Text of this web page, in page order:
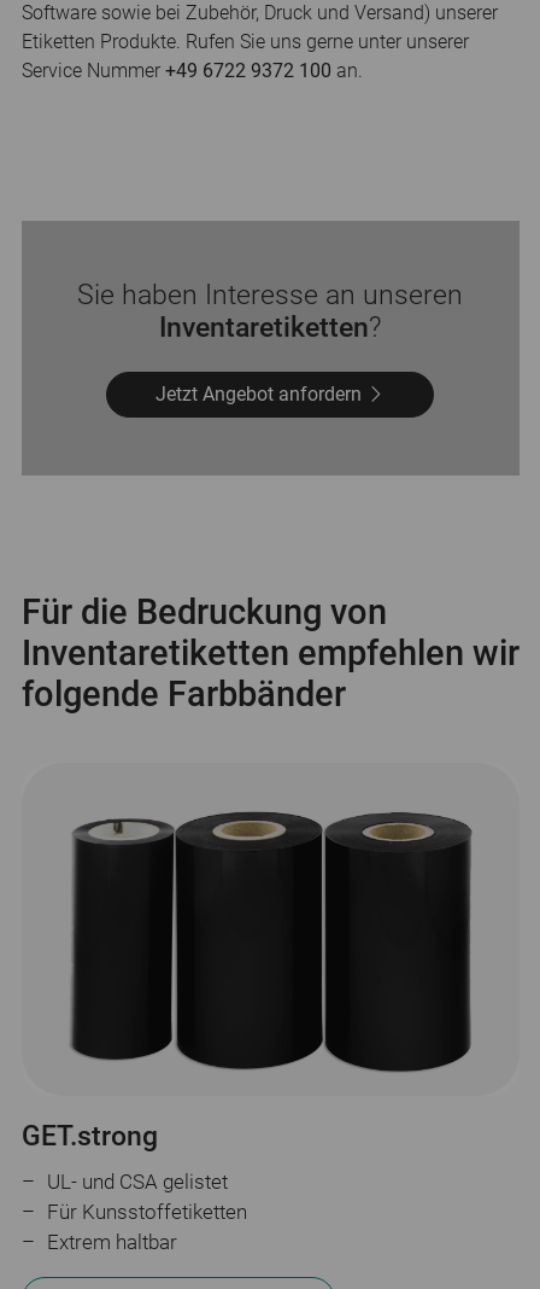
Software sowie bei Zubehör, Druck und Versand) unserer
Etiketten Produkte. Rufen Sie uns gerne unter unserer
Service Nummer +49 6722 9372 100 an.
Sie haben Interesse an unseren
Inventaretiketten?
Jetzt Angebot anfordern
Für die Bedruckung von
Inventaretiketten empfehlen wir
folgende Farbbänder
GET.strong
UL- und CSA gelistet
Für Kunsstoffetiketten
Extrem haltbar